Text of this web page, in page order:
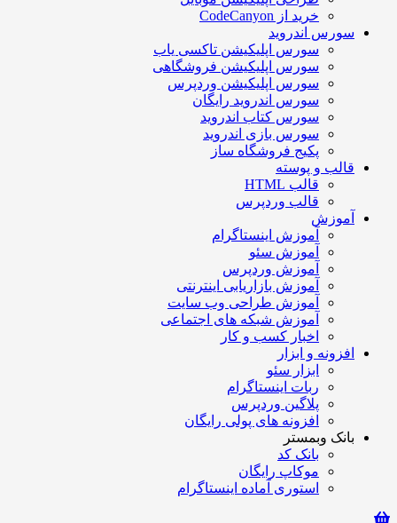
خرید از CodeCanyon
اندروید
سورس اپلیکیشن تاکسی یاب
سورس اپلیکیشن فروشگاهی
سورس اپلیکیشن وردپرس
سورس اندروید رایگان
سورس کتاب اندروید
سورس بازی اندروید
پکیج فروشگاه ساز
و پوسته
قالب HTML
قالب وردپرس
آموزش اینستاگرام
آموزش سئو
آموزش وردپرس
آموزش بازاریابی اینترنتی
آموزش طراحی وب سایت
آموزش شبکه های اجتماعی
اخبار کسب و کار
و ابزار
ابزار سئو
ربات اینستاگرام
پلاگین وردپرس
افزونه های پولی رایگان
وبمستر
بانک کد
موکاپ رایگان
استوری آماده اینستاگرام